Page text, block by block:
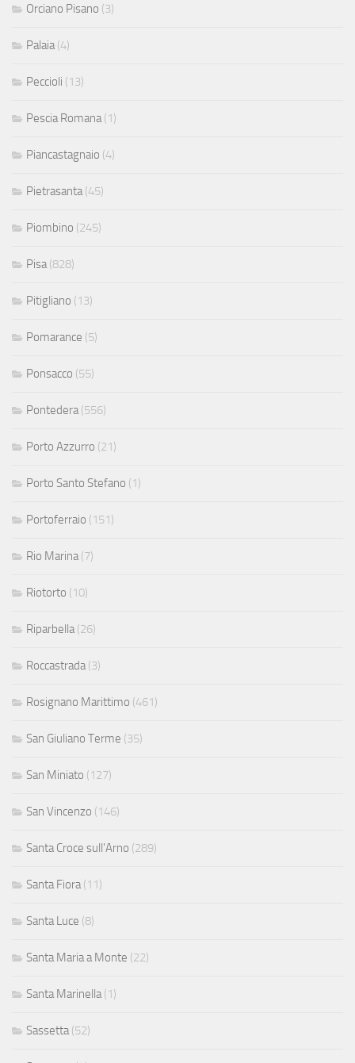
Orciano Pisano (3)
Palaia (4)
Peccioli (13)
Pescia Romana (1)
Piancastagnaio (4)
Pietrasanta (45)
Piombino (245)
Pisa (828)
Pitigliano (13)
Pomarance (5)
Ponsacco (55)
Pontedera (556)
Porto Azzurro (21)
Porto Santo Stefano (1)
Portoferraio (151)
Rio Marina (7)
Riotorto (10)
Riparbella (26)
Roccastrada (3)
Rosignano Marittimo (461)
San Giuliano Terme (35)
San Miniato (127)
San Vincenzo (146)
Santa Croce sull'Arno (289)
Santa Fiora (11)
Santa Luce (8)
Santa Maria a Monte (22)
Santa Marinella (1)
Sassetta (52)